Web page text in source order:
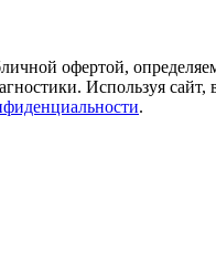
офертой,
Используя сайт,
.